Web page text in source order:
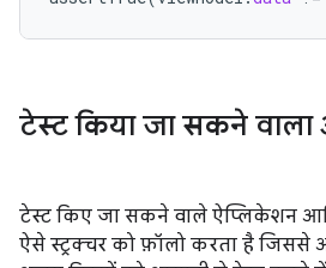
टेस्ट किया जा सकने वाला
टेस्ट किए जा सकने वाले ऐप्लिकेशन
ऐसे स्ट्रक्चर को फ़ॉलो करता है